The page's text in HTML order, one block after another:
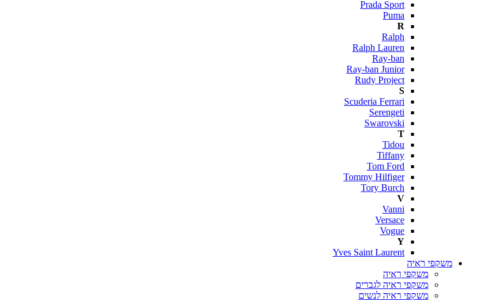
Prada Sport
Puma
R
Ralph
Ralph Lauren
Ray-ban
Ray-ban Junior
Rudy Project
S
Scuderia Ferrari
Serengeti
Swarovski
T
Tidou
Tiffany
Tom Ford
Tommy Hilfiger
Tory Burch
V
Vanni
Versace
Vogue
Y
Yves Saint Laurent
משקפי ראיה
משקפי ראיה
משקפי ראיה לגברים
משקפי ראיה לנשים